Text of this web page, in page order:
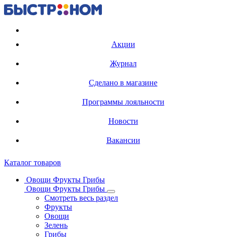
Акции
Журнал
Сделано в магазине
Программы лояльности
Новости
Вакансии
Каталог товаров
Овощи Фрукты Грибы
Овощи Фрукты Грибы
Смотреть весь раздел
Фрукты
Овощи
Зелень
Грибы